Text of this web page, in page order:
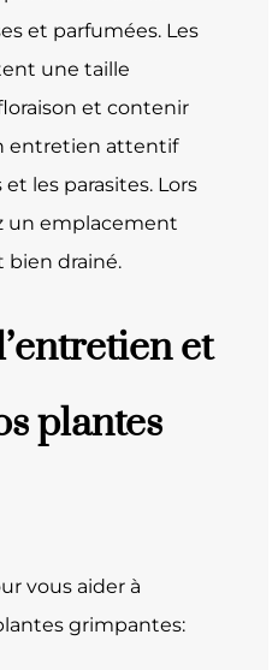
et parfumées. Les
une taille
et contenir
entretien attentif
les parasites. Lors
un emplacement
bien drainé.
et
plantes
vous aider à
grimpantes: